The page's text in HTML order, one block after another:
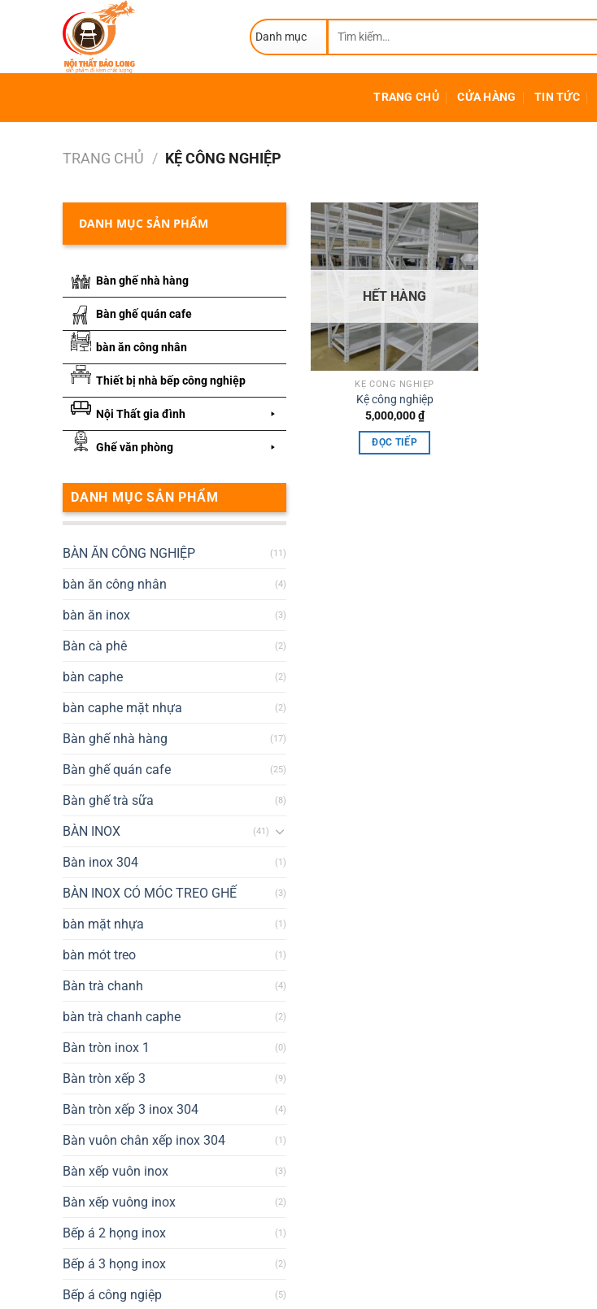
kiếm:
TRANG CHỦ CỬA HÀNG TIN TỨC
TRANG CHỦ / KỆ CÔNG NGHIỆP
DANH MỤC SẢN PHẨM
Bàn ghế nhà hàng
Bàn ghế quán cafe
bàn ăn công nhân
Thiết bị nhà bếp công nghiệp
Nội Thất gia đình
Ghế văn phòng
DANH MỤC SẢN PHẨM
BÀN ĂN CÔNG NGHIỆP (11)
bàn ăn công nhân (4)
bàn ăn inox (3)
Bàn cà phê (2)
bàn caphe (2)
bàn caphe mặt nhựa (2)
Bàn ghế nhà hàng (17)
Bàn ghế quán cafe (25)
Bàn ghế trà sữa (8)
BÀN INOX (41)
Bàn inox 304 (1)
BÀN INOX CÓ MÓC TREO GHẾ (3)
bàn mặt nhựa (1)
bàn mót treo (1)
Bàn trà chanh (4)
bàn trà chanh caphe (2)
Bàn tròn inox 1 (0)
Bàn tròn xếp 3 (9)
Bàn tròn xếp 3 inox 304 (4)
Bàn vuôn chân xếp inox 304 (1)
Bàn xếp vuôn inox (3)
Bàn xếp vuông inox (2)
Bếp á 2 họng inox (1)
Bếp á 3 họng inox (2)
Bếp á công ngiệp (5)
HẾT HÀNG
KỆ CÔNG NGHIỆP
Kệ công nghiệp
5,000,000₫
ĐỌC TIẾP